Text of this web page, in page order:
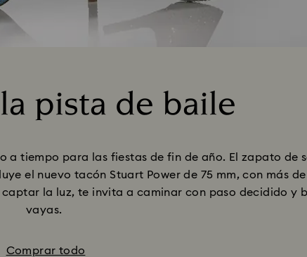
pista de baile
a tiempo para las fiestas de fin de año. El zapato de
el nuevo tacón Stuart Power de 75 mm, con más
la luz, te invita a caminar con paso decidido y
vayas.
Comprar todo